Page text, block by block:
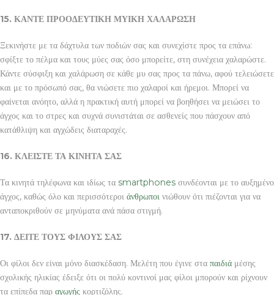
15. ΚΑΝΤΕ ΠΡΟΟΔΕΥΤΙΚΗ ΜΥΙΚΗ ΧΑΛΑΡΩΣΗ
Ξεκινήστε με τα δάχτυλα των ποδιών σας και συνεχίστε προς τα επάνω:
σφίξτε το πέλμα και τους μύες σας όσο μπορείτε, στη συνέχεια χαλαρώστε.
Κάντε σύσφιξη και χαλάρωση σε κάθε μυ σας προς τα πάνω, αφού τελειώσετε
και με το πρόσωπό σας, θα νιώσετε πιο χαλαροί και ήρεμοι. Μπορεί να
φαίνεται ανόητο, αλλά η πρακτική αυτή μπορεί να βοηθήσει να μειώσει το
άγχος και το στρες και συχνά συνιστάται σε ασθενείς που πάσχουν από
κατάθλιψη και αγχώδεις διαταραχές.
16. ΚΛΕΙΣΤΕ ΤΑ ΚΙΝΗΤΑ ΣΑΣ
Τα κινητά τηλέφωνα και ιδίως τα smartphones συνδέονται με το αυξημένο
άγχος, καθώς όλο και περισσότεροι άνθρωποι νιώθουν ότι πιέζονται για να
ανταποκριθούν σε μηνύματα ανά πάσα στιγμή.
17. ΔΕΙΤΕ ΤΟΥΣ ΦΙΛΟΥΣ ΣΑΣ
Οι φίλοι δεν είναι μόνο διασκέδαση. Μελέτη που έγινε στα παιδιά μέσης
σχολικής ηλικίας έδειξε ότι οι πολύ κοντινοί μας φίλοι μπορούν και ρίχνουν
τα επίπεδα παρ αγωγής κορτιζόλης.